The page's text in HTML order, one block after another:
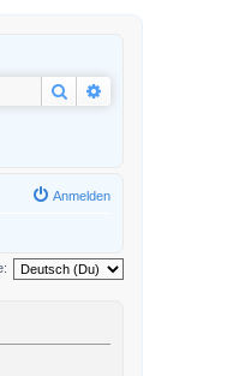
Suche
Anmelden